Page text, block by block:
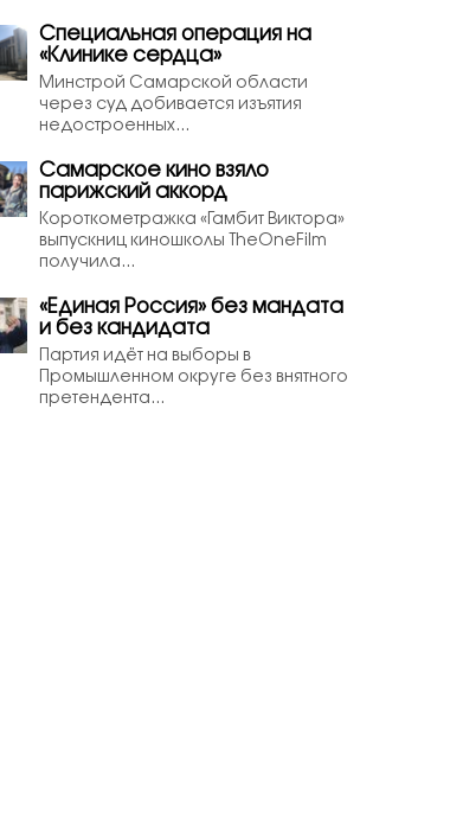
Специальная операция на
«Клинике сердца»
Минстрой Самарской области
через суд добивается изъятия
недостроенных...
Самарское кино взяло
парижский аккорд
Короткометражка «Гамбит Виктора»
выпускниц киношколы TheOneFilm
получила...
«Единая Россия» без мандата
и без кандидата
Партия идёт на выборы в
Промышленном округе без внятного
претендента...